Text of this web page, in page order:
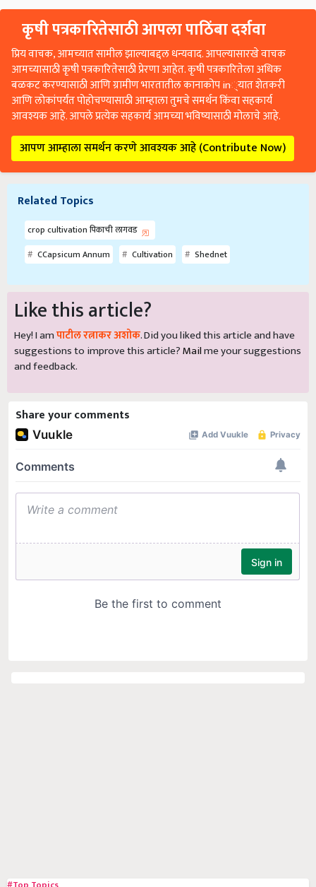
कृषी पत्रकारितेसाठी आपला पाठिंबा दर्शवा
प्रिय वाचक, आमच्यात सामील झाल्याबद्दल धन्यवाद. आपल्यासारखे वाचक
आमच्यासाठी कृषी पत्रकारितेसाठी प्रेरणा आहेत. कृषी पत्रकारितेला अधिक
बळकट करण्यासाठी आणि ग्रामीण भारतातील कानाकोप in्यात शेतकरी
आणि लोकांपर्यंत पोहोचण्यासाठी आम्हाला तुमचे समर्थन किंवा सहकार्य
आवश्यक आहे. आपले प्रत्येक सहकार्य आमच्या भविष्यासाठी मोलाचे आहे.
आपण आम्हाला समर्थन करणे आवश्यक आहे (Contribute Now)
Related Topics
crop cultivation पिकाची लागवड
CCapsicum Annum
Cultivation Shednet
Like this article?
Hey! I amपाटील रत्नाकर अशोक. Did you liked this article and have
suggestions to improve this article?Mailme your suggestions
and feedback.
Share your comments